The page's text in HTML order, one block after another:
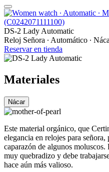
DS-2 Lady Automatic
Reloj Señora ∙ Automático ∙
Reservar en tienda
Materiales
Nácar
Este material orgánico, que
elegancia en relojes para
caparazón de algunos
muy quebradizo y debe
hace aún más valioso.